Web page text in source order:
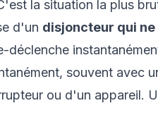
la situation la plus
d'un disjoncteur qui
déclenche
souvent avec
ou d'un appareil.